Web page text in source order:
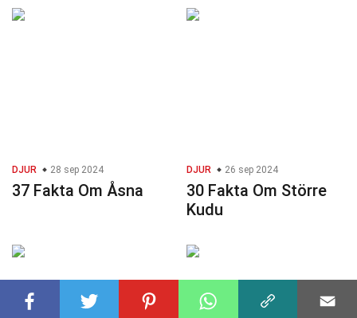
DJUR 28 sep 2024
37 Fakta Om Åsna
DJUR 26 sep 2024
30 Fakta Om Större
Kudu